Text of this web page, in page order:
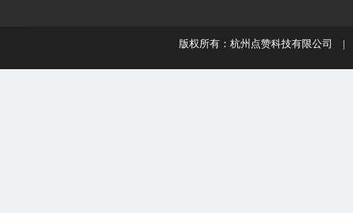
版权所有：杭州点赞科技有限公司